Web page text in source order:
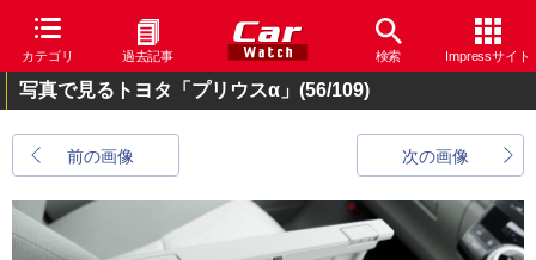
カテゴリ 過去記事 検索 Impressサイト
写真で見るトヨタ「プリウスα」 (56/109)
前の画像 次の画像